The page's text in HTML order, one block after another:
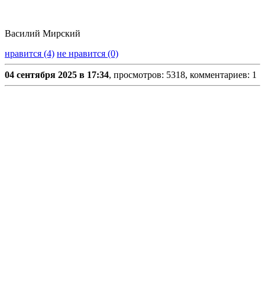
Василий Мирский
нравится (4) не нравится (0)
04 сентября 2025 в 17:34, просмотров: 5318, комментариев: 1